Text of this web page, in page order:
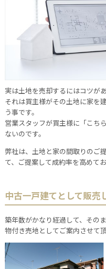
実は土地を売却するにはコツがあ
それは買主様がその土地に家を
う事です。
営業スタッフが買主様に「こち
ないのです。
弊社は、土地と家の間取りのご
て、ご提案して成約率を高めてお
中古一戸建てとして販売
築年数がかなり経過して、その
物付き売地としてご案内させて